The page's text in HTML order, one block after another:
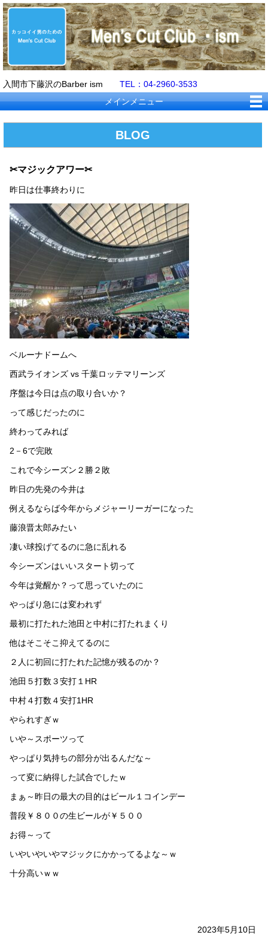
入間市下藤沢のBarber ism TEL：04-2960-3533
メインメニュー
BLOG
✂マジックアワー✂
昨日は仕事終わりに
ベルーナドームへ
西武ライオンズ vs 千葉ロッテマリーンズ
序盤は今日は点の取り合いか？
って感じだったのに
終わってみれば
2－6で完敗
これで今シーズン２勝２敗
昨日の先発の今井は
例えるならば今年からメジャーリーガーになった
藤浪晋太郎みたい
凄い球投げてるのに急に乱れる
今シーズンはいいスタート切って
今年は覚醒か？って思っていたのに
やっぱり急には変われず
最初に打たれた池田と中村に打たれまくり
他はそこそこ抑えてるのに
２人に初回に打たれた記憶が残るのか？
池田５打数３安打１HR
中村４打数４安打1HR
やられすぎｗ
いや～スポーツって
やっぱり気持ちの部分が出るんだな～
って変に納得した試合でしたｗ
まぁ～昨日の最大の目的はビール１コインデー
普段￥８００の生ビールが￥５００
お得～って
いやいやいやマジックにかかってるよな～ｗ
十分高いｗｗ
2023年5月10日